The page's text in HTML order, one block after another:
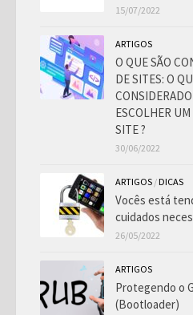
15/07/2022
ARTIGOS
O QUE SÃO
DE SITES: O
ESCOLHER UM
SITE ?
30/06/2022
ARTIGOS /DICAS
Vocês está
cuidados
26/05/2022
ARTIGOS
Protegendo o
(Bootloader)